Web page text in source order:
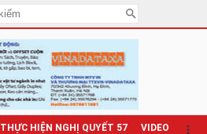
THỰC HIỆN NGHỊ QUYẾT 57 VIDEO